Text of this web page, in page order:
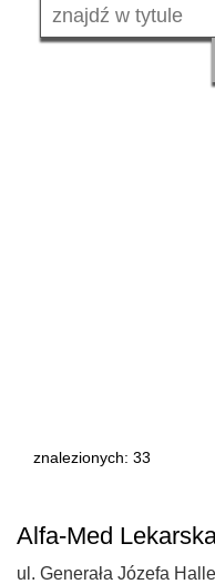
znalezionych: 33
Alfa-Med
ul. Generała Józefa